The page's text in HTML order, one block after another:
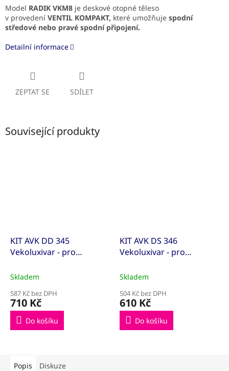
Model RADIK VKM8 je deskové otopné těleso
v provedení VENTIL KOMPAKT, které umožňuje spodní
středové nebo pravé spodní připojení.
Detailní informace
ZEPTAT SE SDÍLET
Související produkty
KIT AVK DD 345
Vekoluxivar - pro
1/2"xEK; 15x1; přímé
Skladem
587 Kč bez DPH
710 Kč
Do košíku
KIT AVK DS 346
Vekoluxivar - pro
1/2"xEK; 15x1; rohové
Skladem
504 Kč bez DPH
610 Kč
Do košíku
Popis Diskuze